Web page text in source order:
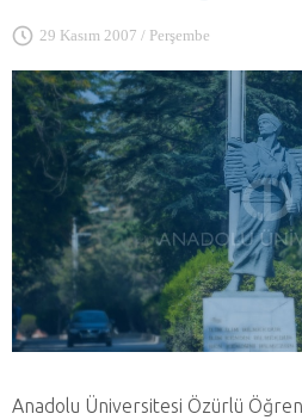
29 Kasım 2007 / Perşembe
Anadolu Üniversitesi Özürlü